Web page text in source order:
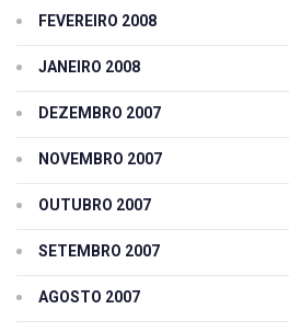
FEVEREIRO 2008
JANEIRO 2008
DEZEMBRO 2007
NOVEMBRO 2007
OUTUBRO 2007
SETEMBRO 2007
AGOSTO 2007